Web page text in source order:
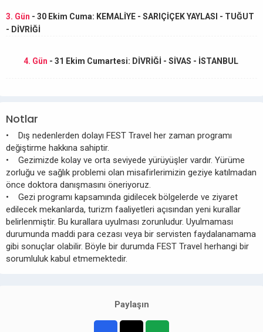
3. Gün - 30 Ekim Cuma: KEMALİYE - SARIÇİÇEK YAYLASI - TUĞUT
- DİVRİĞİ
4. Gün - 31 Ekim Cumartesi: DİVRİĞİ - SİVAS - İSTANBUL
Notlar
• Dış nedenlerden dolayı FEST Travel her zaman programı
değiştirme hakkına sahiptir.
• Gezimizde kolay ve orta seviyede yürüyüşler vardır. Yürüme
zorluğu ve sağlık problemi olan misafirlerimizin geziye katılmadan
önce doktora danışmasını öneriyoruz.
• Gezi programı kapsamında gidilecek bölgelerde ve ziyaret
edilecek mekanlarda, turizm faaliyetleri açısından yeni kurallar
belirlenmiştir. Bu kurallara uyulması zorunludur. Uyulmaması
durumunda maddi para cezası veya bir servisten faydalanamama
gibi sonuçlar olabilir. Böyle bir durumda FEST Travel herhangi bir
sorumluluk kabul etmemektedir.
Paylaşın